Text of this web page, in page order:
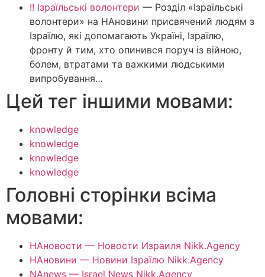
!! Ізраїльські волонтери — Розділ «Ізраїльські
волонтери» на НАновини присвячений людям з
Ізраїлю, які допомагають Україні, Ізраїлю,
фронту й тим, хто опинився поруч із війною,
болем, втратами та важкими людськими
випробування…
Цей тег іншими мовами:
knowledge
knowledge
knowledge
knowledge
Головні сторінки всіма
мовами:
НАновости — Новости Израиля Nikk.Agency
НАновини — Новини Ізраїлю Nikk.Agency
NAnews — Israel News Nikk.Agency